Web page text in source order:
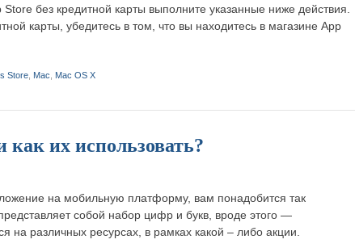
без кредитной карты выполните указанные ниже действия.
карты, убедитесь в том, что вы находитесь в магазине App
Store Mac Mac OS X
их использовать?
на мобильную платформу, вам понадобится так
собой набор цифр и букв, вроде этого —
на различных ресурсах, в рамках какой – либо акции.